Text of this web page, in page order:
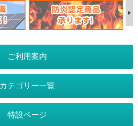
ご利用案内
カテゴリー一覧
特設ページ